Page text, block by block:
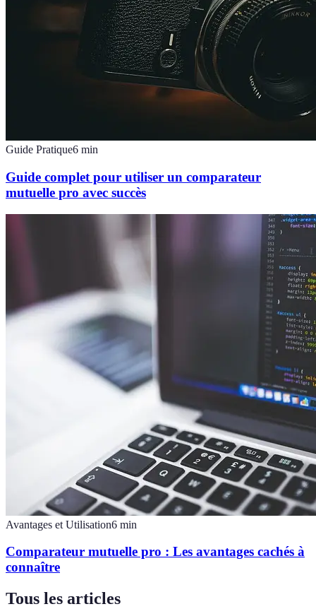
Guide Pratique6 min
Guide complet pour utiliser un comparateur
mutuelle pro avec succès
Avantages et Utilisation6 min
Comparateur mutuelle pro : Les avantages cachés à
connaître
Tous les articles